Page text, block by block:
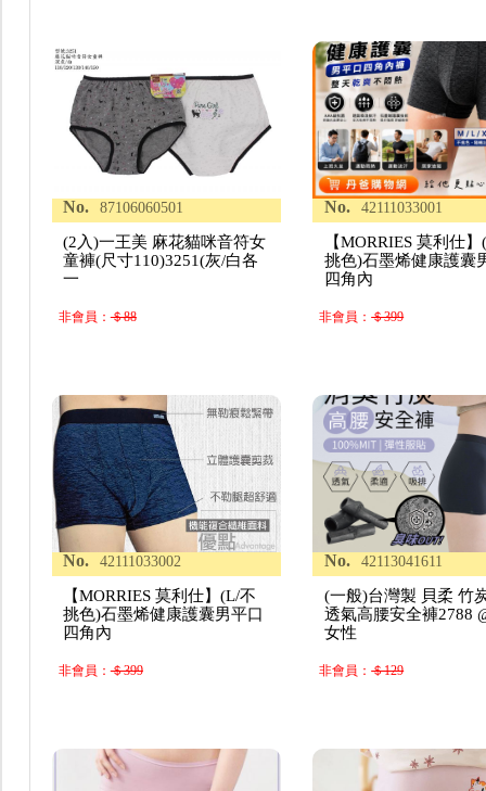
No. 87106060501
(2入)一王美 麻花貓咪音符女
童褲(尺寸110)3251(灰/白各
一
非會員：＄88
No. 42111033001
【MORRIES 莫利仕
挑色)石墨烯健康護囊
四角內
非會員：＄399
No. 42111033002
【MORRIES 莫利仕】(L/不
挑色)石墨烯健康護囊男平口
四角內
非會員：＄399
No. 42113041611
(一般)台灣製 貝柔 竹
透氣高腰安全褲2788
女性
非會員：＄129